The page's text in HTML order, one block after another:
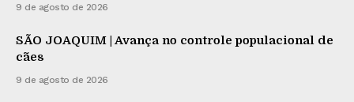
9 de agosto de 2026
SÃO JOAQUIM | Avança no controle populacional de
cães
9 de agosto de 2026